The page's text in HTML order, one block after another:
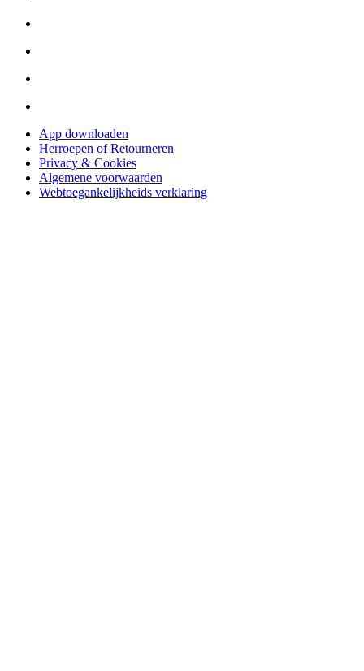
App downloaden
Herroepen of Retourneren
Privacy & Cookies
Algemene voorwaarden
Webtoegankelijkheids verklaring